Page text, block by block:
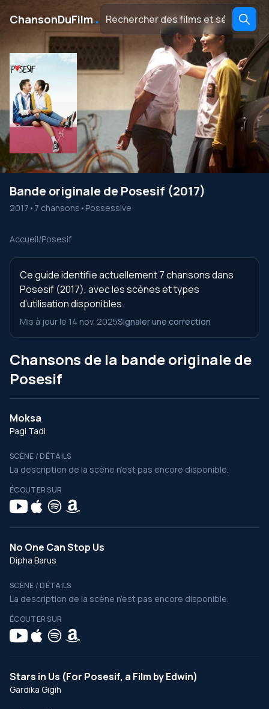
ChansonDuFilm ․
Bande originale de Posesif (2017)
2017 • 7 chansons • Possessive
Accueil/Posesif
Ce guide identifie actuellement 7 chansons dans
Posesif (2017), avec les scènes et types
d’utilisation disponibles.
Mis à jour le 14 nov. 2025Signaler une correction
Chansons de la bande originale de
Posesif
Moksa
Pagi Tadi
SCÈNE / DÉTAILS
La description de la scène n’est pas encore disponible.
ÉCOUTER SUR
No One Can Stop Us
Dipha Barus
SCÈNE / DÉTAILS
La description de la scène n’est pas encore disponible.
ÉCOUTER SUR
Stars in Us (For Posesif, a Film by Edwin)
Gardika Gigih